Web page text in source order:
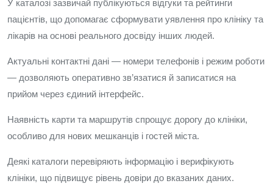
У каталозі зазвичай публікуються відгуки та рейтинги
пацієнтів, що допомагає сформувати уявлення про клініку та
лікарів на основі реального досвіду інших людей.
Актуальні контактні дані — номери телефонів і режим роботи
— дозволяють оперативно зв’язатися й записатися на
прийом через єдиний інтерфейс.
Наявність карти та маршрутів спрощує дорогу до клініки,
особливо для нових мешканців і гостей міста.
Деякі каталоги перевіряють інформацію і верифікують
клініки, що підвищує рівень довіри до вказаних даних.